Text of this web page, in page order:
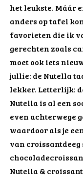
het leukste. Máár
anders op tafel
favorieten die ik
gerechten zoals
moet ook iets
jullie: de Nutella
lekker. Letterlijk:
Nutella is al een
even achterwege
waardoor als je
van
Nutella &